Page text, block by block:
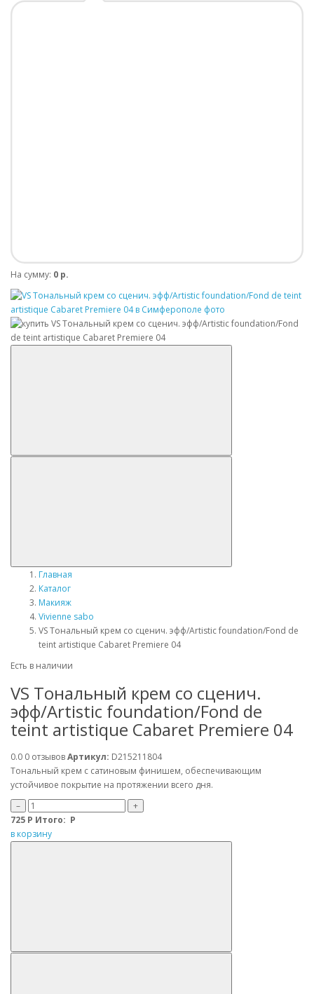
На сумму: 0 р.
Главная
Каталог
Макияж
Vivienne sabo
VS Tональный крем со сценич. эфф/Artistic foundation/Fond de
teint artistique Cabaret Premiere 04
Есть в наличии
VS Tональный крем со сценич.
эфф/Artistic foundation/Fond de
teint artistique Cabaret Premiere 04
0.0 0 отзывовАртикул: D215211804
Тональный крем с сатиновым финишем, обеспечивающим
устойчивое покрытие на протяжении всего дня.
–
+
725 Р Итого: Р
в корзину